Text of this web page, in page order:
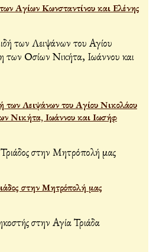
Αγίων Κωνσταντίνου και Ελένης
των Λειψάνων του Αγίου Νικολάου
Νικήτα, Ιωάννου και Ιωσήφ
στην Μητρόπολή μας